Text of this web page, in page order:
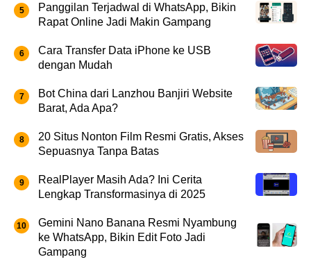
Panggilan Terjadwal di WhatsApp, Bikin
Rapat Online Jadi Makin Gampang
Cara Transfer Data iPhone ke USB
dengan Mudah
Bot China dari Lanzhou Banjiri Website
Barat, Ada Apa?
20 Situs Nonton Film Resmi Gratis, Akses
Sepuasnya Tanpa Batas
RealPlayer Masih Ada? Ini Cerita
Lengkap Transformasinya di 2025
Gemini Nano Banana Resmi Nyambung
ke WhatsApp, Bikin Edit Foto Jadi
Gampang